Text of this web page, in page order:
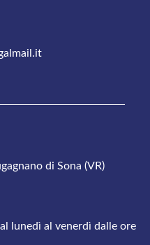
di Sona (VR)
lunedì al venerdì dalle ore